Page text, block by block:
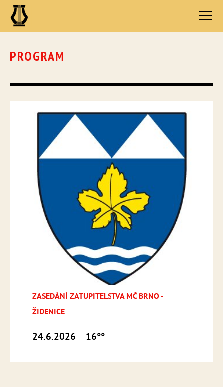
PROGRAM
ZASEDÁNÍ ZATUPITELSTVA MČ BRNO -
ŽIDENICE
24.6.2026 16°°